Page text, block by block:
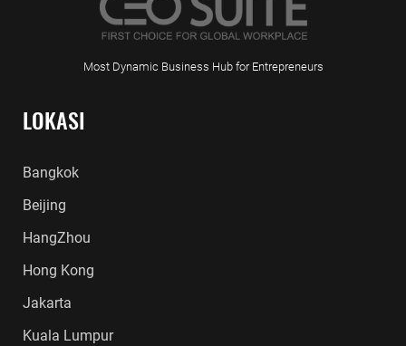
Most Dynamic Business Hub for Entrepreneurs
LOKASI
Bangkok
Beijing
HangZhou
Hong Kong
Jakarta
Kuala Lumpur